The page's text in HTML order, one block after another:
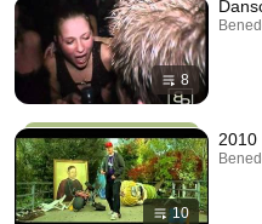
8
10
2010